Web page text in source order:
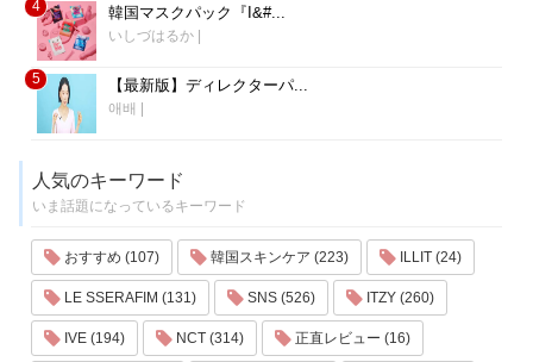
4 韓国マスクパック『I&#...
いしづはるか
5 【最新版】ディレクターパ...
애배
人気のキーワード
いま話題になっているキーワード
おすすめ (107) 韓国スキンケア (223) ILLIT (24)
LE SSERAFIM (131) SNS (526) ITZY (260)
IVE (194) NCT (314) 正直レビュー (16)